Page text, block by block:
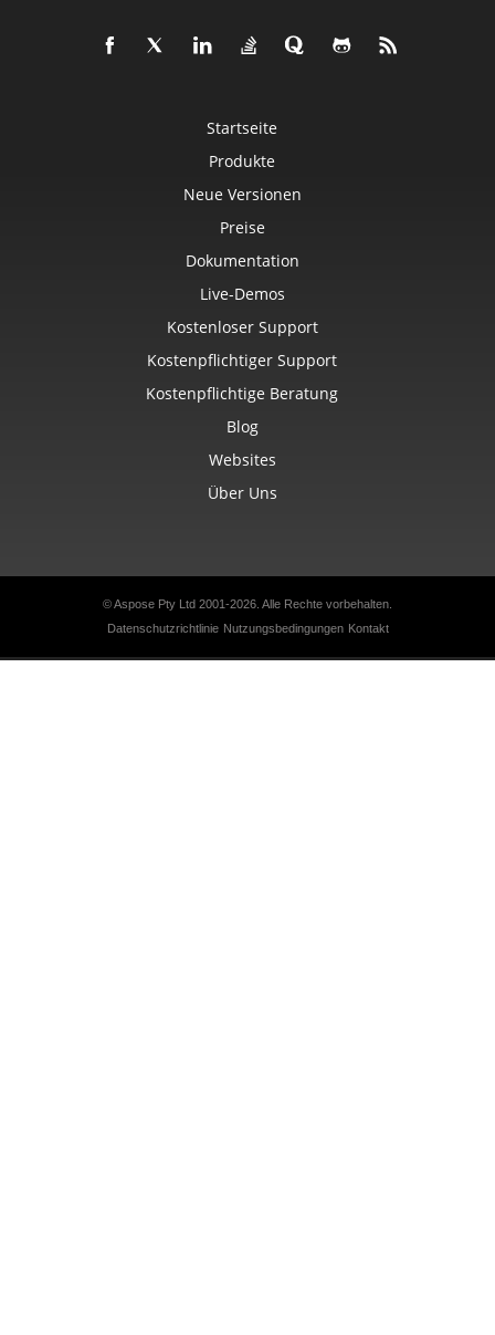
Startseite
Produkte
Neue Versionen
Preise
Dokumentation
Live-Demos
Kostenloser Support
Kostenpflichtiger Support
Kostenpflichtige Beratung
Blog
Websites
Über Uns
© Aspose Pty Ltd 2001-2026. Alle Rechte vorbehalten.
Datenschutzrichtlinie Nutzungsbedingungen Kontakt